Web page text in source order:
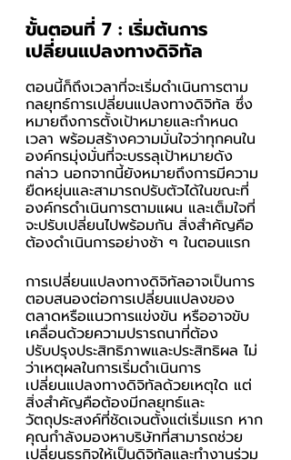
ขั้นตอนที่ 7 : เริ่มต้นการ
เปลี่ยนแปลงทางดิจิทัล
ตอนนี้ก็ถึงเวลาที่จะเริ่มดำเนินการตาม
กลยุทธ์การเปลี่ยนแปลงทางดิจิทัล ซึ่ง
หมายถึงการตั้งเป้าหมายและกำหนด
เวลา พร้อมสร้างความมั่นใจว่าทุกคนใน
องค์กรมุ่งมั่นที่จะบรรลุเป้าหมายดัง
กล่าว นอกจากนี้ยังหมายถึงการมีความ
ยืดหยุ่นและสามารถปรับตัวได้ในขณะที่
องค์กรดำเนินการตามแผน และเต็มใจที่
จะปรับเปลี่ยนไปพร้อมกัน สิ่งสำคัญคือ
ต้องดำเนินการอย่างช้า ๆ ในตอนแรก
การเปลี่ยนแปลงทางดิจิทัลอาจเป็นการ
ตอบสนองต่อการเปลี่ยนแปลงของ
ตลาดหรือแนวการแข่งขัน หรืออาจขับ
เคลื่อนด้วยความปรารถนาที่ต้อง
ปรับปรุงประสิทธิภาพและประสิทธิผล ไม่
ว่าเหตุผลในการเริ่มดำเนินการ
เปลี่ยนแปลงทางดิจิทัลด้วยเหตุใด แต่
สิ่งสำคัญคือต้องมีกลยุทธ์และ
วัตถุประสงค์ที่ชัดเจนตั้งแต่เริ่มแรก หาก
คุณกำลังมองหาบริษัทที่สามารถช่วย
เปลี่ยนธุรกิจให้เป็นดิจิทัลและทำงานร่วม